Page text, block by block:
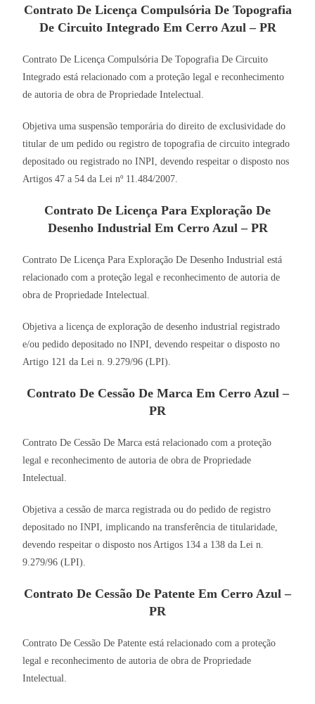
Contrato De Licença Compulsória De Topografia
De Circuito Integrado Em Cerro Azul – PR
Contrato De Licença Compulsória De Topografia De Circuito
Integrado está relacionado com a proteção legal e reconhecimento
de autoria de obra de Propriedade Intelectual.
Objetiva uma suspensão temporária do direito de exclusividade do
titular de um pedido ou registro de topografia de circuito integrado
depositado ou registrado no INPI, devendo respeitar o disposto nos
Artigos 47 a 54 da Lei nº 11.484/2007.
Contrato De Licença Para Exploração De
Desenho Industrial Em Cerro Azul – PR
Contrato De Licença Para Exploração De Desenho Industrial está
relacionado com a proteção legal e reconhecimento de autoria de
obra de Propriedade Intelectual.
Objetiva a licença de exploração de desenho industrial registrado
e/ou pedido depositado no INPI, devendo respeitar o disposto no
Artigo 121 da Lei n. 9.279/96 (LPI).
Contrato De Cessão De Marca Em Cerro Azul –
PR
Contrato De Cessão De Marca está relacionado com a proteção
legal e reconhecimento de autoria de obra de Propriedade
Intelectual.
Objetiva a cessão de marca registrada ou do pedido de registro
depositado no INPI, implicando na transferência de titularidade,
devendo respeitar o disposto nos Artigos 134 a 138 da Lei n.
9.279/96 (LPI).
Contrato De Cessão De Patente Em Cerro Azul –
PR
Contrato De Cessão De Patente está relacionado com a proteção
legal e reconhecimento de autoria de obra de Propriedade
Intelectual.